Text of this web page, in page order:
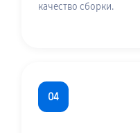
качество сборки.
04